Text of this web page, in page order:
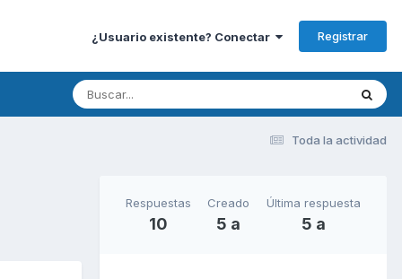
¿Usuario existente? Conectar Registrar
Toda la actividad
Respuestas
10
Creado
5 a
Última respuesta
5 a